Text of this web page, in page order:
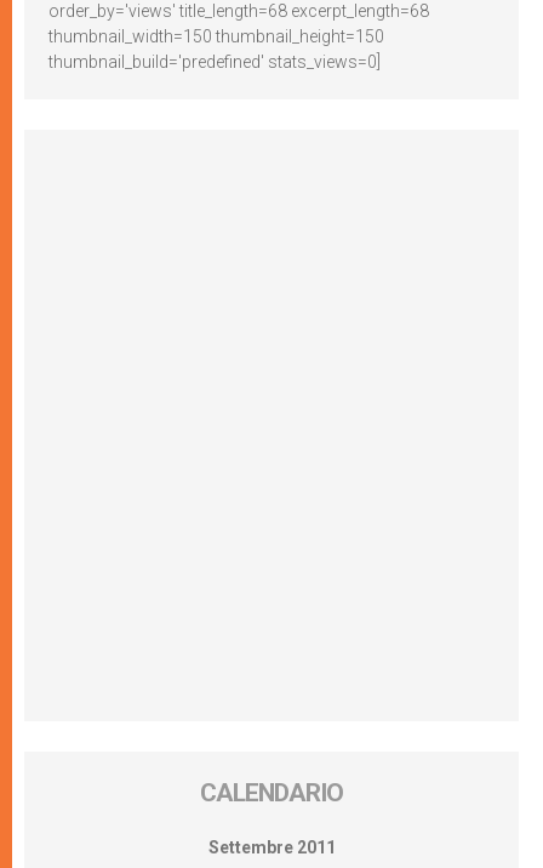
order_by='views' title_length=68 excerpt_length=68
thumbnail_width=150 thumbnail_height=150
thumbnail_build='predefined' stats_views=0]
CALENDARIO
Settembre 2011